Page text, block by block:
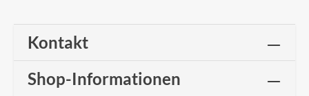
Kontakt
Shop-Informationen